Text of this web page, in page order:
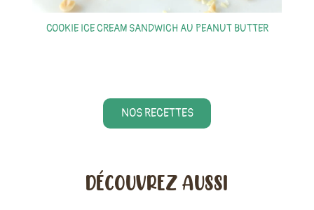
COOKIE ICE CREAM SANDWICH AU PEANUT BUTTER
NOS RECETTES
DÉCOUVREZ AUSSI